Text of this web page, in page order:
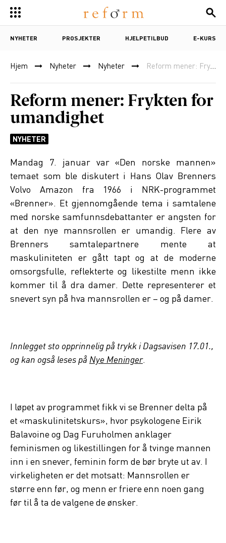
NYHETER PROSJEKTER HJELPETILBUD E-KURS
Hjem Nyheter Nyheter Reform mener: Frykten for umandighet
Reform mener: Frykten for
umandighet
NYHETER
Mandag 7. januar var «Den norske mannen»
temaet som ble diskutert i Hans Olav Brenners
Volvo Amazon fra 1966 i NRK-programmet
«Brenner». Et gjennomgående tema i samtalene
med norske samfunnsdebattanter er angsten for
at den nye mannsrollen er umandig. Flere av
Brenners samtalepartnere mente at
maskuliniteten er gått tapt og at de moderne
omsorgsfulle, reflekterte og likestilte menn ikke
kommer til å dra damer. Dette representerer et
snevert syn på hva mannsrollen er – og på damer.
Innlegget sto opprinnelig på trykk i Dagsavisen 17.01.,
og kan også leses påNye Meninger.
I løpet av programmet fikk vi se Brenner delta på
et «maskulinitetskurs», hvor psykologene Eirik
Balavoine og Dag Furuholmen anklager
feminismen og likestillingen for å tvinge mannen
inn i en snever, feminin form de bør bryte ut av. I
virkeligheten er det motsatt: Mannsrollen er
større enn før, og menn er friere enn noen gang
før til å ta de valgene de ønsker.